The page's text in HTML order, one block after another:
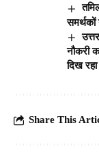
नौकरी
दिख
Share This